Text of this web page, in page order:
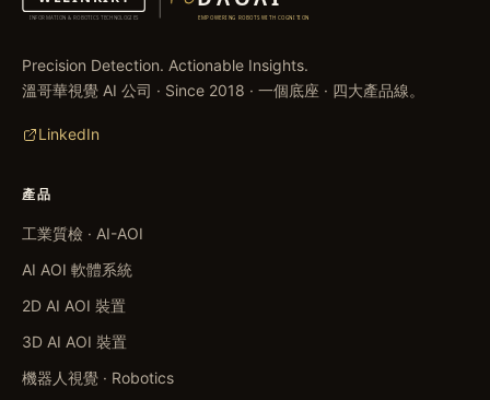
Precision Detection. Actionable Insights.
溫哥華視覺 AI 公司 · Since 2018 · 一個底座 · 四大產品線。
LinkedIn
產品
工業質檢 · AI-AOI
AI AOI 軟體系統
2D AI AOI 裝置
3D AI AOI 裝置
機器人視覺 · Robotics